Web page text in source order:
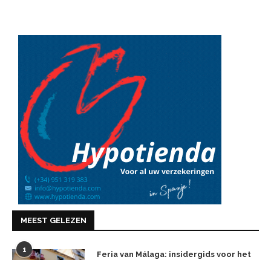
MEEST GELEZEN
1
Feria van Málaga: insidergids voor het